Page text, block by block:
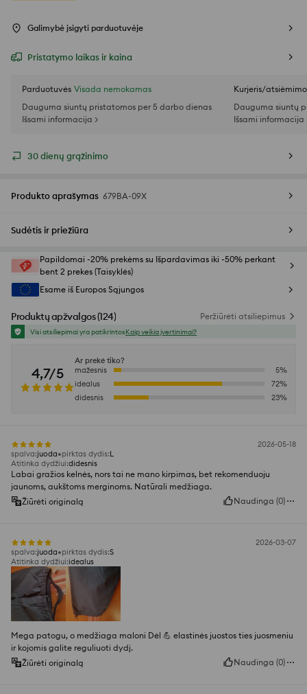
Galimybė įsigyti parduotuvėje
Pristatymo laikas ir kaina
Parduotuvės Visada nemokamas
Dauguma siuntų pristatomos per 5 darbo dienas
Išsami informacija >
Kurjeris/
Dauguma siuntų
Išsami informacija
30 dienų grąžinimo
Produkto aprašymas 679BA-09X
Sudėtis ir priežiūra
Papildomai -20% prekėms su Išpardavimas iki -50% perkant
bent 2 prekes (Taisyklės)
Esame iš Europos Sąjungos
Produktų apžvalgos(124) Peržiūrėti atsiliepimus
Visi atsiliepimai yra patikrintosKaip veikia įvertinimai?
4,7/5
Ar prekė tiko?
mažesnis
5%
idealus
72%
didesnis
23%
2026-05-18
spalva:juoda pirktas dydis:L
Atitinka dydžiui:didesnis
Labai gražios kelnės, nors tai ne mano kirpimas, bet rekomenduoju
jaunoms, aukštoms merginoms. Natūrali medžiaga.
Žiūrėti originalą
Naudinga (0)
2026-03-07
spalva:juoda pirktas dydis:S
Atitinka dydžiui:idealus
Mega patogu, o medžiaga maloni Dėl 💪 elastinės juostos ties juosmeniu
ir kojomis galite reguliuoti dydį.
Žiūrėti originalą
Naudinga (0)